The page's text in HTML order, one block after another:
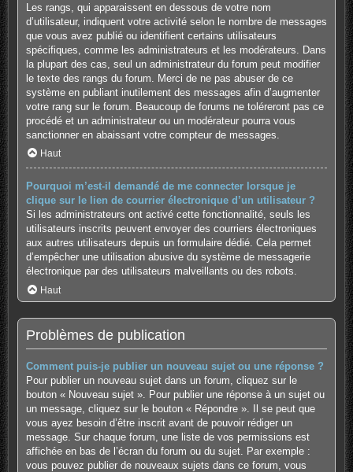
Les rangs, qui apparaissent en dessous de votre nom
d’utilisateur, indiquent votre activité selon le nombre de messages
que vous avez publié ou identifient certains utilisateurs
spécifiques, comme les administrateurs et les modérateurs. Dans
la plupart des cas, seul un administrateur du forum peut modifier
le texte des rangs du forum. Merci de ne pas abuser de ce
système en publiant inutilement des messages afin d’augmenter
votre rang sur le forum. Beaucoup de forums ne toléreront pas ce
procédé et un administrateur ou un modérateur pourra vous
sanctionner en abaissant votre compteur de messages.
Haut
Pourquoi m’est-il demandé de me connecter lorsque je
clique sur le lien de courrier électronique d’un utilisateur ?
Si les administrateurs ont activé cette fonctionnalité, seuls les
utilisateurs inscrits peuvent envoyer des courriers électroniques
aux autres utilisateurs depuis un formulaire dédié. Cela permet
d’empêcher une utilisation abusive du système de messagerie
électronique par des utilisateurs malveillants ou des robots.
Haut
Problèmes de publication
Comment puis-je publier un nouveau sujet ou une réponse ?
Pour publier un nouveau sujet dans un forum, cliquez sur le
bouton « Nouveau sujet ». Pour publier une réponse à un sujet ou
un message, cliquez sur le bouton « Répondre ». Il se peut que
vous ayez besoin d’être inscrit avant de pouvoir rédiger un
message. Sur chaque forum, une liste de vos permissions est
affichée en bas de l’écran du forum ou du sujet. Par exemple :
vous pouvez publier de nouveaux sujets dans ce forum, vous